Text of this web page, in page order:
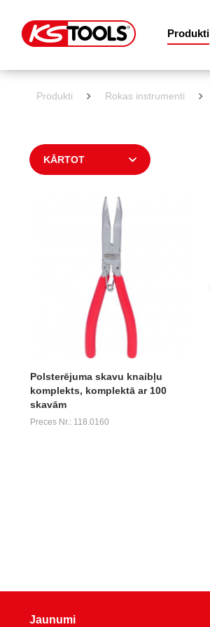
Produkti
Produkti Rokas instrumenti
KĀRTOT
Polsterējuma skavu knaibļu
komplekts, komplektā ar 100
skavām
Preces Nr.: 118.0160
Jaunumi